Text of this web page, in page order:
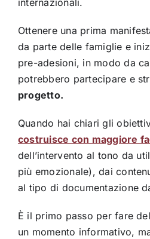
internazionali.
Ottenere una prima
da parte delle famiglie e
pre-adesioni, in modo da
potrebbero partecipare e
progetto.
Quando hai chiari gli
costruisce con maggiore
dell’intervento al tono da
più emozionale), dai
al tipo di documentazione
È il primo passo per fare
un momento informativo,